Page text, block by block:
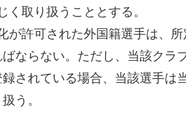
取り扱うこととする。
が許可された外国籍選手は、
ならない。ただし、当該クラ
されている場合、当該選手は
う。